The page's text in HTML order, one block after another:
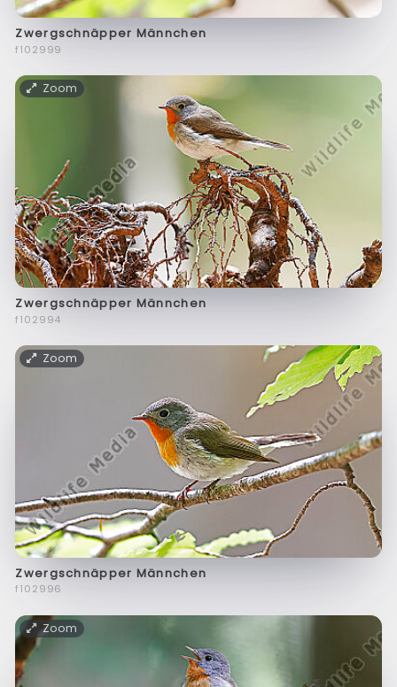
Zwergschnäpper Männchen
f102999
Zoom
Zwergschnäpper Männchen
f102994
Zoom
Zwergschnäpper Männchen
f102996
Zoom